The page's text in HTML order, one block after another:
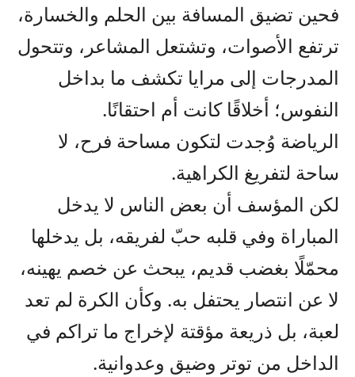
فحين تضيق المسافة بين الحلم والخسارة،
ترتفع الأصوات، وتشتعل المشاعر، وتتحول
المدرجات إلى مرايا تكشف ما بداخل
النفوس؛ أخلاقًا كانت أم احتقانًا.
الرياضة وُجدت لتكون مساحة فرح، لا
ساحة لتفريغ الكراهية.
لكن المؤسف أن بعض الناس لا يدخل
المباراة وفي قلبه حبّ لفريقه، بل يدخلها
محمّلًا بغضب قديم، يبحث عن خصم يهينه،
لا عن انتصار يحتفل به. وكأن الكرة لم تعد
لعبة، بل ذريعة مؤقتة لإخراج ما تراكم في
الداخل من توتر وضيق وعدوانية.